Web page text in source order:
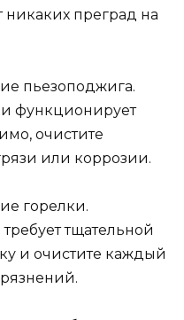
никаких преград на
пьезоподжига.
и функционирует
очистите
или коррозии.
горелки.
тщательной
и очистите каждый